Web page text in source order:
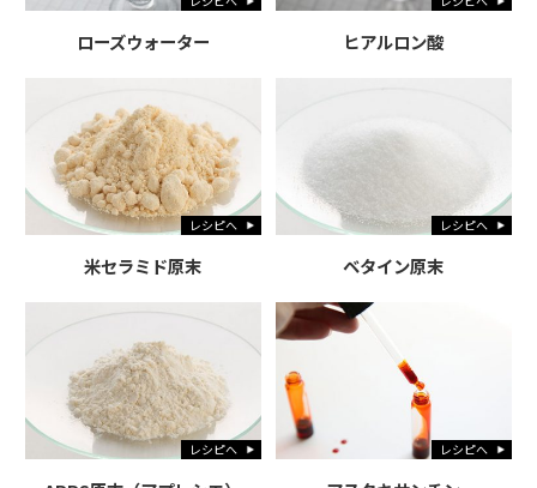
ローズウォーター ヒアルロン酸
レシピへ
米セラミド原末
レシピへ
ベタイン原末
レシピへ レシピへ